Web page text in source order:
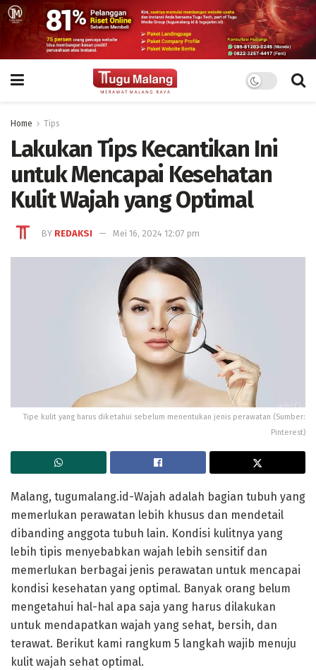
Home Tips
Lakukan Tips Kecantikan Ini
untuk Mencapai Kesehatan
Kulit Wajah yang Optimal
BY REDAKSI Mei 16, 2024 12:07 pm
Tipe kulit yang harus diketahui sebelum menentukan jenis perawatan (Sumber:
Pinterest)
Malang, tugumalang.id-Wajah adalah bagian tubuh yang
memerlukan perawatan lebih khusus dan mendetail
dibanding anggota tubuh lain. Kondisi kulitnya yang
lebih tipis menyebabkan wajah lebih sensitif dan
memerlukan berbagai jenis perawatan untuk mencapai
kondisi kesehatan yang optimal. Banyak orang belum
mengetahui hal-hal apa saja yang harus dilakukan
untuk mendapatkan wajah yang sehat, bersih, dan
terawat. Berikut kami rangkum 5 langkah wajib menuju
kulit wajah sehat optimal.